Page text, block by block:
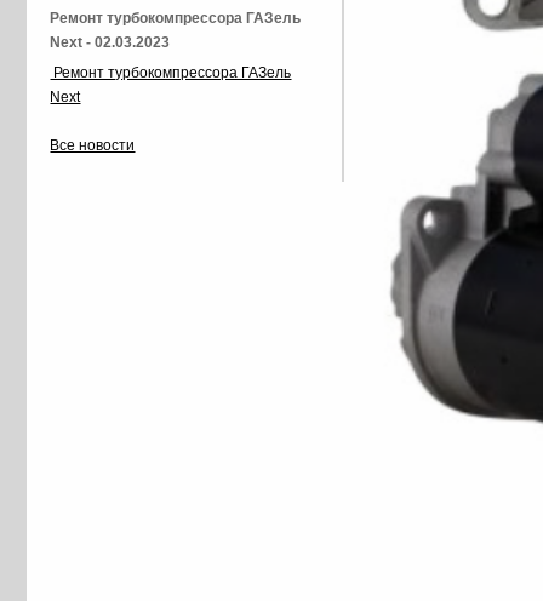
Ремонт турбокомпрессора ГАЗель
Next - 02.03.2023
Ремонт турбокомпрессора ГАЗель
Next
Все новости